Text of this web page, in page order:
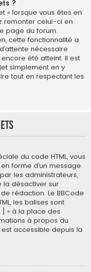
?
» lorsque vous êtes en
remonter celui-ci en
page du forum.
cette fonctionnalité a
nécessaire
été atteint. Il est
simplement en y
tout en respectant les
du code HTML, vous
forme d’un message.
les administrateurs,
la désactiver sur
rédaction. Le BBCode
les balises sont
] » à la place des
à propos du
accessible depuis la